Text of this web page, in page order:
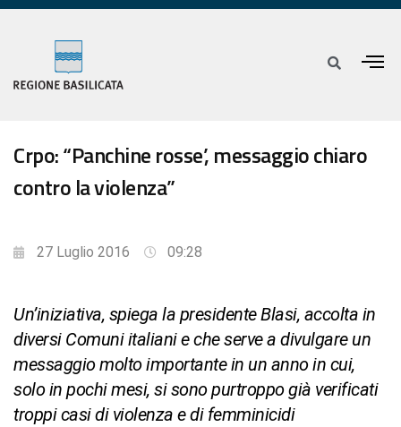
Crpo: “Panchine rosse’, messaggio chiaro
contro la violenza”
27 Luglio 2016 09:28
Un’iniziativa, spiega la presidente Blasi, accolta in
diversi Comuni italiani e che serve a divulgare un
messaggio molto importante in un anno in cui,
solo in pochi mesi, si sono purtroppo già verificati
troppi casi di violenza e di femminicidi